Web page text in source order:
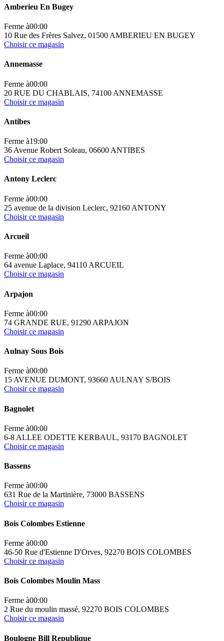
Amberieu En Bugey
Ferme à00:00
10 Rue des Frères Salvez, 01500 AMBERIEU EN BUGEY
Choisir ce magasin
Annemasse
Ferme à00:00
20 RUE DU CHABLAIS, 74100 ANNEMASSE
Choisir ce magasin
Antibes
Ferme à19:00
36 Avenue Robert Soleau, 06600 ANTIBES
Choisir ce magasin
Antony Leclerc
Ferme à00:00
25 avenue de la division Leclerc, 92160 ANTONY
Choisir ce magasin
Arcueil
Ferme à00:00
64 avenue Laplace, 94110 ARCUEIL
Choisir ce magasin
Arpajon
Ferme à00:00
74 GRANDE RUE, 91290 ARPAJON
Choisir ce magasin
Aulnay Sous Bois
Ferme à00:00
15 AVENUE DUMONT, 93660 AULNAY S/BOIS
Choisir ce magasin
Bagnolet
Ferme à00:00
6-8 ALLEE ODETTE KERBAUL, 93170 BAGNOLET
Choisir ce magasin
Bassens
Ferme à00:00
631 Rue de la Martinière, 73000 BASSENS
Choisir ce magasin
Bois Colombes Estienne
Ferme à00:00
46-50 Rue d'Estienne D'Orves, 92270 BOIS COLOMBES
Choisir ce magasin
Bois Colombes Moulin Mass
Ferme à00:00
2 Rue du moulin massé, 92270 BOIS COLOMBES
Choisir ce magasin
Boulogne Bill Republique